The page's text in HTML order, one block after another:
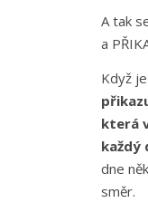
A tak
a
Když
která
každý
dne
směr.